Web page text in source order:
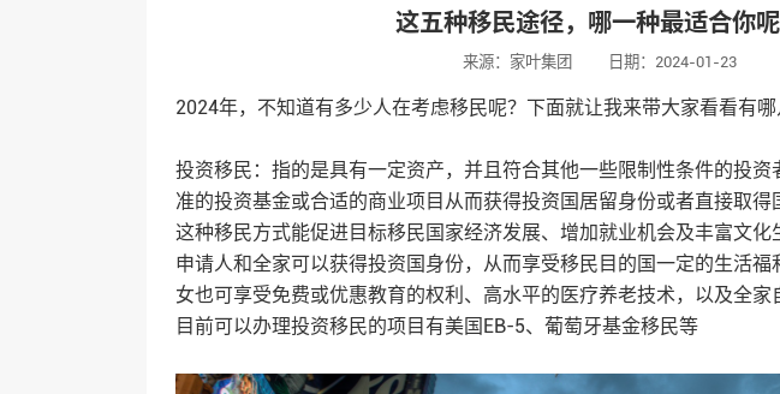
这五种移民途径，哪一种最适合你呢
来源：家叶集团 日期：2024-01-23
2024年，不知道有多少人在考虑移民呢？下面就让我来带大家看看有哪
投资移民：指的是具有一定资产，并且符合其他一些限制性条件的投
准的投资基金或合适的商业项目从而获得投资国居留身份或者直接取得
这种移民方式能促进目标移民国家经济发展、增加就业机会及丰富文
申请人和全家可以获得投资国身份，从而享受移民目的国一定的生活
女也可享受免费或优惠教育的权利、高水平的医疗养老技术，以及全家
目前可以办理投资移民的项目有美国EB-5、葡萄牙基金移民等